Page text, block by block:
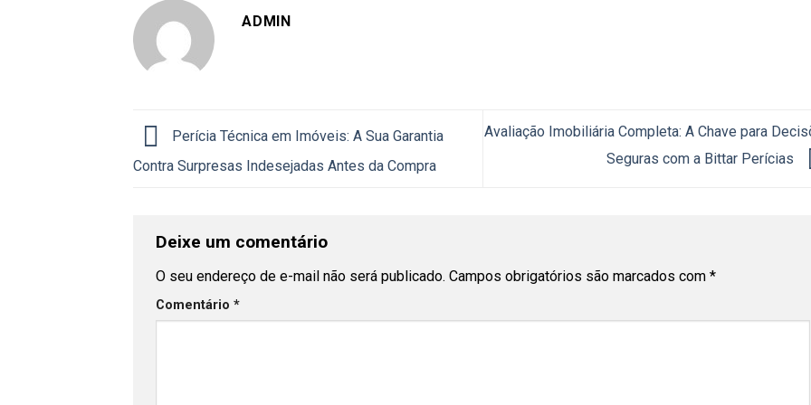
ADMIN
Perícia Técnica em Imóveis: A Sua Garantia
Contra Surpresas Indesejadas Antes da Compra
Avaliação Imobiliária Completa: A Chave para
Seguras com a Bittar Perícias
Deixe um comentário
O seu endereço de e-mail não será publicado. Campos obrigatórios são marcados com *
Comentário *